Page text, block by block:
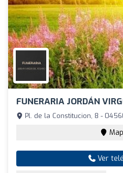
FUNERARIA JORDÁN
Pl. de la Constitucion, 8 -
Ver